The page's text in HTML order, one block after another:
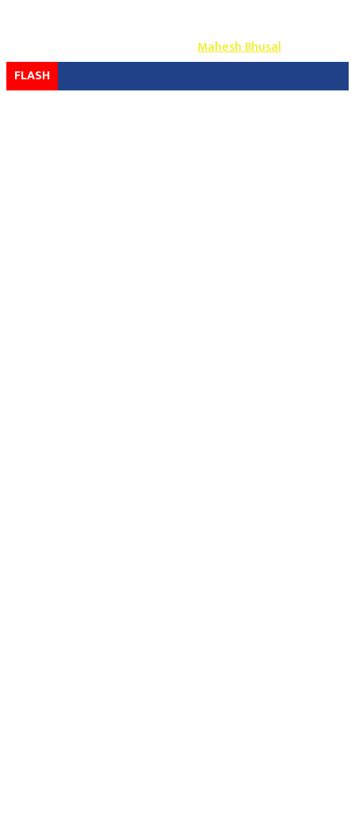
Design & Develop By-Mahesh Bhusal
FLASH